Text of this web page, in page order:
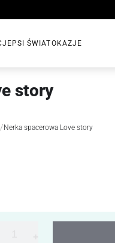
PSI ŚWIATOKAZJE
story
/Nerka spacerowa Love story